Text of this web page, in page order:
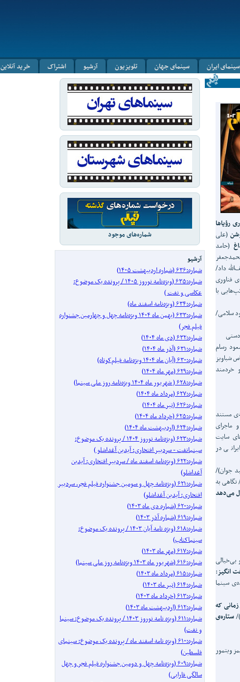
سینمای ایران سینمای جهان تلویزیون آرشیو اشتراک خرید آنلاین
رؤیاها
(علی
(حامد
داد/
فناوری
با
سلامی/
امیر قویدل (۱۳۲۶-۱۳۸۸)، مسعود رسام
محسن آراسته (۱۳۸۸-۱۳۱۸)، عباس شباویز
مهدی نوربخش (۱۳۸۸-۱۳۴۵)، نیکو خردمند
مستند
جوایز گریرسن/ حمایت مالی از جشنواره‌ی فیلم‌های کوتاه/ شبکه‌ی HBO و ماجرای
سایت
در
جوان)/
نگاهی به
می‌دهد
بی‌خیالی
انگیز:
سینما
زمانی که
ستاره‌ی
ویتمور
شماره‌های موجود
آرشیو
شماره:۶۳۶ (شماره اردیبهشت ۱۴۰۵)
شماره:۶۳۵ (ویژه‌نامه نوروز ۱۴۰۵ / پرونده یک موضوع:
عکاسی و نفت )
شماره:۶۳۴ (ویژه‌نامه اسفند ماه)
شماره:۶۳۳ (بهمن ماه ۱۴۰۴ ویژه‌نامه چهل‌ و‌ چهارمین جشنواره
فیلم فجر)
شماره:۶۳۲ (دی ماه ۱۴۰۴)
شماره:۶۳۱ (آذر ماه ۱۴۰۴)
شماره:۶۳۰ (آبان ماه ۱۴۰۴ ویژه‌نامه فیلم‌کوتاه)
شماره:۶۲۹ (مهر ماه ۱۴۰۴)
شماره:۶۲۸ ( شهریور ماه ۱۴۰۴ ویژه‌نامه روز ملی سینما)
شماره:۶۲۷ (مرداد ماه ۱۴۰۴)
شماره:۶۲۶ (تیر ماه ۱۴۰۴)
شماره:۶۲۵ (خرداد ماه ۱۴۰۴)
شماره:۶۲۴ (اردیبهشت ماه ۱۴۰۴)
شماره:۶۲۳ (ویژه‌نامه نوروز ۱۴۰۴ / پرونده یک موضوع:
سینمانفت - سردبیر افتخاری: آیدین آغداشلو )
شماره:۶۲۲ (ویژه‌نامه اسفند ماه / سردبیر افتخاری: آیدین
آغداشلو)
شماره:۶۲۱ (ویژه‌نامه چهل‌ و‌ سومین جشنواره فیلم فجر، سردبیر
افتخاری: آیدین آغداشلو)
شماره:۶۲۰ (شماره دی ماه ۱۴۰۳)
شماره:۶۱۹ (شماره آذر ۱۴۰۳)
شماره:۶۱۸ (ویژه نامه آبان ۱۴۰۳ / پرونده یک موضوع:
سینماکتاب)
شماره:۶۱۷ (مهر ماه ۱۴۰۳)
شماره:۶۱۶ (شهریور ماه ۱۴۰۳ ویژه‌نامه روز ملی سینما)
شماره:۶۱۵ (مرداد ماه ۱۴۰۳)
شماره:۶۱۴ (تیر ماه ۱۴۰۳)
شماره:۶۱۳ (خرداد ماه ۱۴۰۳)
شماره:۶۱۲ (اردیبهشت ماه ۱۴۰۳)
شماره:۶۱۱ (ویژه نامه نوروز ۱۴۰۳ / پرونده یک موضوع: سینما
و نفت)
شماره:۶۱۰ (ویژه نامه اسفند ماه / پرونده یک موضوع: سینمای
فلسطین)
شماره:۶۰۹ (ویژه‌نامه چهل و دومین جشنواره فیلم فجر و چهل
سالگی فارابی)